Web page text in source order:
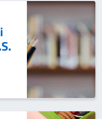
E TRASPORTO A.S. 2026-